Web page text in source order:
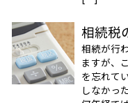
相続税
相続が行
ますが、
を忘れて
しなかっ